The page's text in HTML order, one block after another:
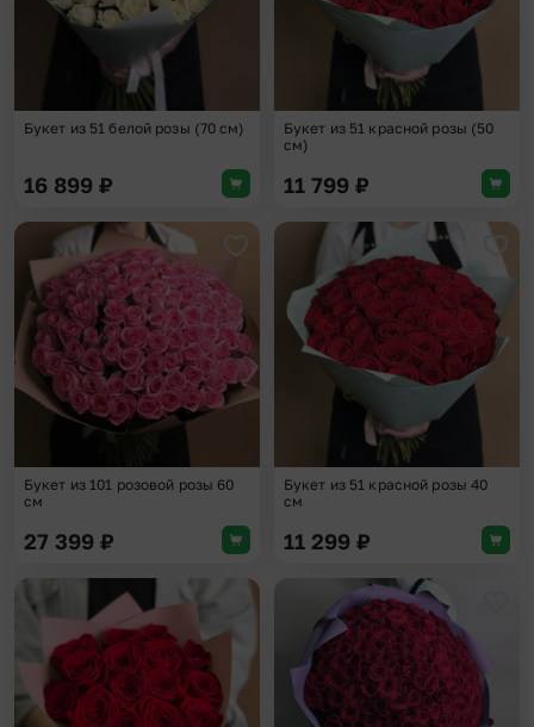
Букет из 51 белой розы (70 см)
16 899 ₽
Букет из 51 красной розы (50
см)
11 799 ₽
Добавить в избранное
Букет из 101 розовой розы 60
см
27 399 ₽
Букет из 51 красной розы 40
см
11 299 ₽
Добавить в избранное